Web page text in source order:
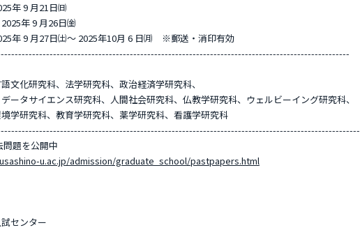
年 9 月21日㈰
年 9 月26日㈮
年 9 月27日㈯〜 2025年10月 6 日㈪ ※郵送・消印有効
文化研究科、法学研究科、政治経済学研究科、
ータサイエンス研究科、人間社会研究科、仏教学研究科、ウェルビーイング研究科、
学研究科、教育学研究科、薬学研究科、看護学研究科
題を公開中
u.ac.jp/admission/graduate_school/pastpapers.html
センター